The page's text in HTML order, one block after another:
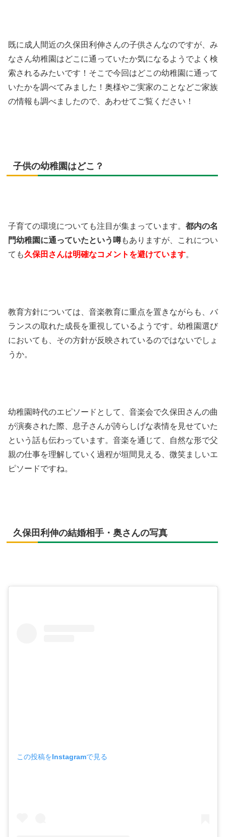
既に成人間近の久保田利伸さんの子供さんなのですが、み
なさん幼稚園はどこに通っていたか気になるようでよく検
索されるみたいです！そこで今回はどこの幼稚園に通って
いたかを調べてみました！奥様やご実家のことなどご家族
の情報も調べましたので、あわせてご覧ください！
子供の幼稚園はどこ？
子育ての環境についても注目が集まっています。 都内の名
門幼稚園に通っていたという噂もありますが、これについ
ても久保田さんは明確なコメントを避けています。
教育方針については、音楽教育に重点を置きながらも、バ
ランスの取れた成長を重視しているようです。幼稚園選び
においても、その方針が反映されているのではないでしょ
うか。
幼稚園時代のエピソードとして、音楽会で久保田さんの曲
が演奏された際、息子さんが誇らしげな表情を見せていた
という話も伝わっています。音楽を通じて、自然な形で父
親の仕事を理解していく過程が垣間見える、微笑ましいエ
ピソードですね。
久保田利伸の結婚相手・奥さんの写真
この投稿をInstagramで見る